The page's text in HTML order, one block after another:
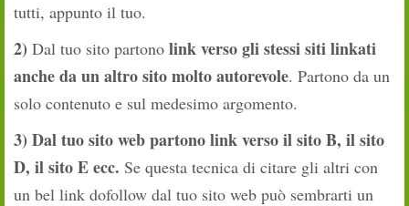
tutti, appunto il tuo.
2) Dal tuo sito partono link verso gli stessi siti linkati
anche da un altro sito molto autorevole. Partono da un
solo contenuto e sul medesimo argomento.
3) Dal tuo sito web partono link verso il sito B, il sito
D, il sito E ecc. Se questa tecnica di citare gli altri con
un bel link dofollow dal tuo sito web può sembrarti un